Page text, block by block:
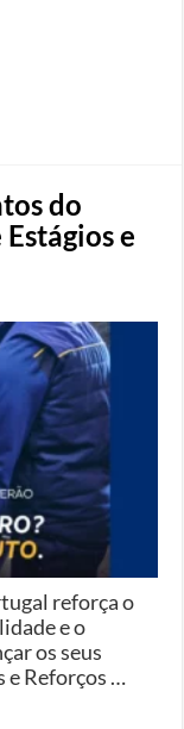
do
e
reforça o
e o
os seus
e Reforços …